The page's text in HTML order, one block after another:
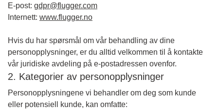
E-post: gdpr@flugger.com
Internett: www.flugger.no
Hvis du har spørsmål om vår behandling av dine
personopplysninger, er du alltid velkommen til å kontakte
vår juridiske avdeling på e-postadressen ovenfor.
2. Kategorier av personopplysninger
Personopplysningene vi behandler om deg som kunde
eller potensiell kunde, kan omfatte: